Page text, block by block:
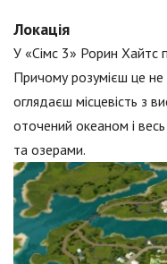
Локація
У «Сімс 3» Рорин Хайтс
Причому розумієш це не
оглядаєш місцевість з
оточений океаном і
та озерами.